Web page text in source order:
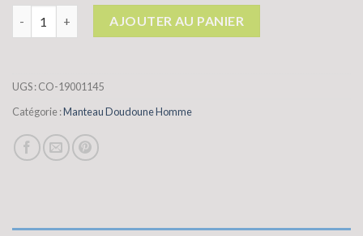
quantité de manteau doudoune homme
AJOUTER AU PANIER
UGS :CO-19001145
Catégorie :Manteau Doudoune Homme